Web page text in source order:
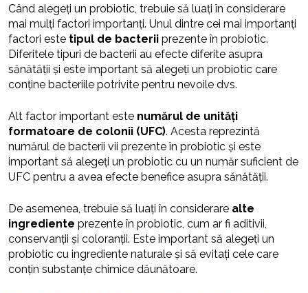
Când alegeți un probiotic, trebuie să luați în considerare
mai mulți factori importanți. Unul dintre cei mai importanți
factori este tipul de bacterii prezente în probiotic.
Diferitele tipuri de bacterii au efecte diferite asupra
sănătății și este important să alegeți un probiotic care
conține bacteriile potrivite pentru nevoile dvs.
Alt factor important este numărul de unități
formatoare de colonii (UFC). Acesta reprezintă
numărul de bacterii vii prezente în probiotic și este
important să alegeți un probiotic cu un număr suficient de
UFC pentru a avea efecte benefice asupra sănătății.
De asemenea, trebuie să luați în considerare alte
ingrediente prezente în probiotic, cum ar fi aditivii,
conservanții și coloranții. Este important să alegeți un
probiotic cu ingrediente naturale și să evitați cele care
conțin substanțe chimice dăunătoare.